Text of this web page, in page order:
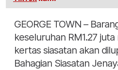
GEORGE TOWN –
keseluruhan RM1.27
kertas siasatan akan
Bahagian Siasatan